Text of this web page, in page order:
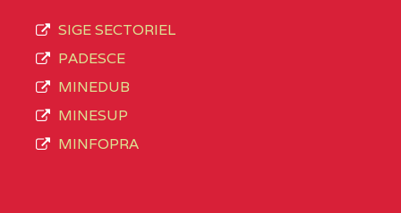
SIGE SECTORIEL
PADESCE
MINEDUB
MINESUP
MINFOPRA